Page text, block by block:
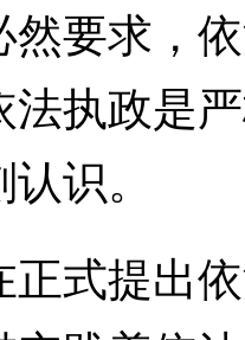
然要求，
法执政是
识。
提出依